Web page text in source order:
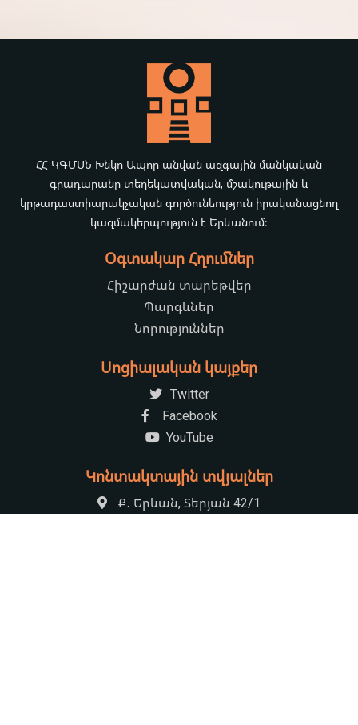
ՀՀ ԿԳՄՍՆ Խնկո Ապոր անվան ազգային մանկական
գրադարանը տեղեկատվական, մշակութային և
կրթադաստիարակչական գործունեություն իրականացնող
կազմակերպություն է Երևանում։
Օգտակար Հղումներ
Հիշարժան տարեթվեր
Պարգևներ
Նորություններ
Սոցիալական կայքեր
Twitter
Facebook
YouTube
Կոնտակտային տվյալներ
Ք․ Երևան, Տերյան 42/1